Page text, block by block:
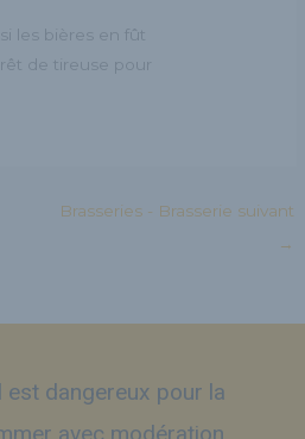
les bières en fût
de tireuse pour
Brasseries - Brasserie suivant
→
est dangereux pour la